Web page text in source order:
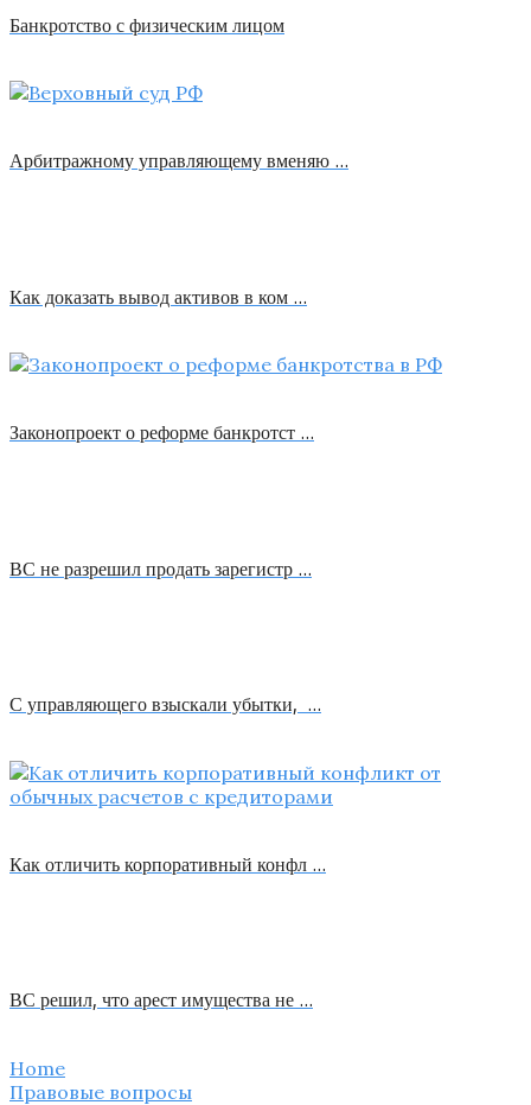
Банкротство с физическим лицом
Арбитражному управляющему вменяю …
Как доказать вывод активов в ком …
Законопроект о реформе банкротст …
ВС не разрешил продать зарегистр …
С управляющего взыскали убытки, …
Как отличить корпоративный конфл …
ВС решил, что арест имущества не …
Home
Правовые вопросы